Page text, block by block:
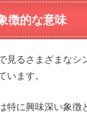
徴的な意味
見るさまざまな
います。
特に興味深い象徴